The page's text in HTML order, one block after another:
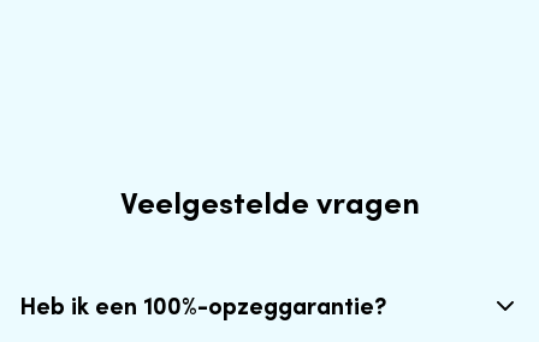
Veelgestelde vragen
Heb ik een 100%-opzeggarantie?